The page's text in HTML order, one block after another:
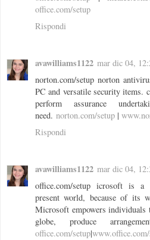
office.com/setup
Rispondi
avawilliams1122 mar dic 04,
norton.com/setup norton
PC and versatile security items.
perform assurance
need. norton.com/setup |
Rispondi
avawilliams1122 mar dic 04,
office.com/setup icrosoft is
present world, because of its
Microsoft empowers individuals
globe, produce
office.com/setup|